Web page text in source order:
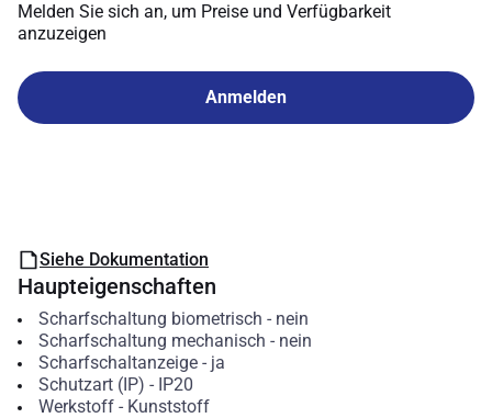
Melden Sie sich an, um Preise und Verfügbarkeit
anzuzeigen
Anmelden
Siehe Dokumentation
Haupteigenschaften
Scharfschaltung biometrisch - nein
Scharfschaltung mechanisch - nein
Scharfschaltanzeige- ja
Schutzart (IP) - IP20
Werkstoff- Kunststoff